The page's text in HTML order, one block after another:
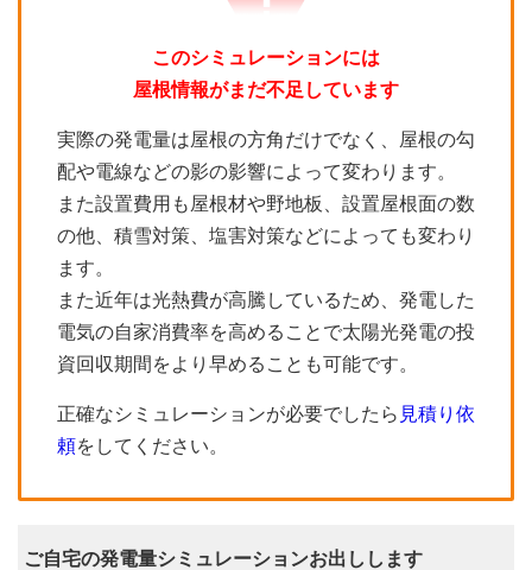
このシミュレーションには
屋根情報がまだ不足しています
実際の発電量は屋根の方角だけでなく、屋根の勾
配や電線などの影の影響によって変わります。
また設置費用も屋根材や野地板、設置屋根面の数
の他、積雪対策、塩害対策などによっても変わり
ます。
また近年は光熱費が高騰しているため、発電した
電気の自家消費率を高めることで太陽光発電の投
資回収期間をより早めることも可能です。
正確なシミュレーションが必要でしたら 見積り依
頼をしてください。
ご自宅の発電量シミュレーションお出しします